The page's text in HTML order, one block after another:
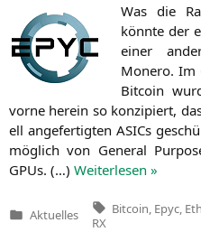
Was die
könn­te der
einer
Mone­ro. Im
Bit­co­in
vor­ne her­ein so kon­zi­piert,
ell ange­fer­tig­ten ASICs
mög­lich von Gene­ral
GPUs. (…) Wei­ter­le­sen »
Veröffentlicht
Aktuelles
Tags:
Bitcoin Epyc
RX